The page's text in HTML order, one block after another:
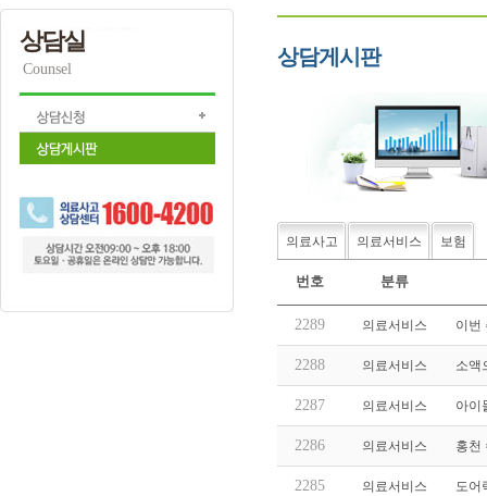
상담실
Counsel
상담게시판
의료사고 의료서비스 보험
번호 분류
2289 의료서비스 이번
2288 의료서비스 소액
2287 의료서비스 아이
2286 의료서비스 홍천
2285 의료서비스 도어